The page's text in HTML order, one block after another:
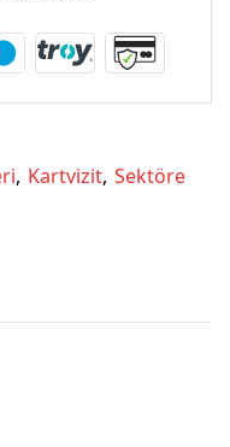
, Kartvizit, Sektöre